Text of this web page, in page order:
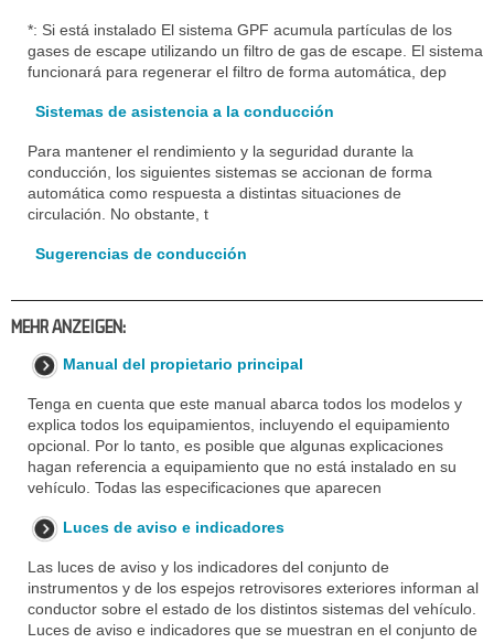
*: Si está instalado El sistema GPF acumula partículas de los
gases de escape utilizando un filtro de gas de escape. El sistema
funcionará para regenerar el filtro de forma automática, dep
Sistemas de asistencia a la conducción
Para mantener el rendimiento y la seguridad durante la
conducción, los siguientes sistemas se accionan de forma
automática como respuesta a distintas situaciones de
circulación. No obstante, t
Sugerencias de conducción
MEHR ANZEIGEN:
Manual del propietario principal
Tenga en cuenta que este manual abarca todos los modelos y
explica todos los equipamientos, incluyendo el equipamiento
opcional. Por lo tanto, es posible que algunas explicaciones
hagan referencia a equipamiento que no está instalado en su
vehículo. Todas las especificaciones que aparecen
Luces de aviso e indicadores
Las luces de aviso y los indicadores del conjunto de
instrumentos y de los espejos retrovisores exteriores informan al
conductor sobre el estado de los distintos sistemas del vehículo.
Luces de aviso e indicadores que se muestran en el conjunto de